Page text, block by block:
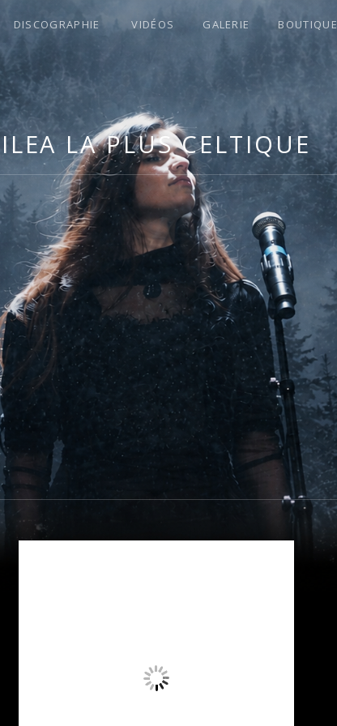
DISCOGRAPHIE VIDÉOS GALERIE BOUTIQUE
ILEA LA PLUS CELTIQUE